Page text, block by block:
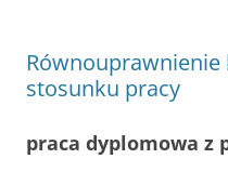
stosunku pracy
praca dyplomowa z